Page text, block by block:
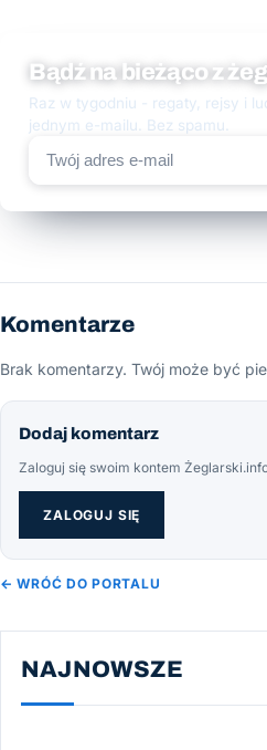
Bądź na bieżąco z
Raz w tygodniu - regaty, rejsy i
jednym e-mailu. Bez spamu.
Komentarze
Brak komentarzy. Twój może być
Dodaj komentarz
Zaloguj się swoim kontem
ZALOGUJ SIĘ
← WRÓĆ DO PORTALU
NAJNOWSZE